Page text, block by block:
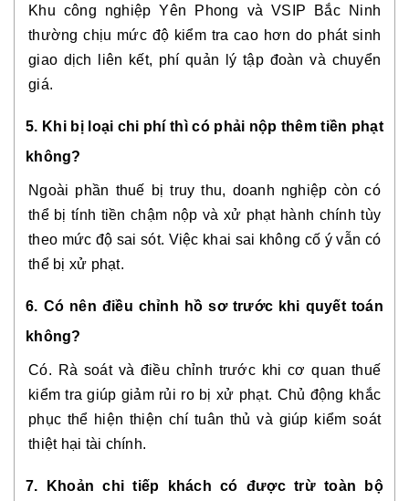
Khu công nghiệp Yên Phong và VSIP Bắc Ninh
thường chịu mức độ kiểm tra cao hơn do phát sinh
giao dịch liên kết, phí quản lý tập đoàn và chuyển
giá.
5. Khi bị loại chi phí thì có phải nộp thêm tiền phạt
không?
Ngoài phần thuế bị truy thu, doanh nghiệp còn có
thể bị tính tiền chậm nộp và xử phạt hành chính tùy
theo mức độ sai sót. Việc khai sai không cố ý vẫn có
thể bị xử phạt.
6. Có nên điều chỉnh hồ sơ trước khi quyết toán
không?
Có. Rà soát và điều chỉnh trước khi cơ quan thuế
kiểm tra giúp giảm rủi ro bị xử phạt. Chủ động khắc
phục thể hiện thiện chí tuân thủ và giúp kiểm soát
thiệt hại tài chính.
7. Khoản chi tiếp khách có được trừ toàn bộ